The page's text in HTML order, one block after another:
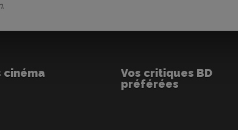
cinéma
Vos critiques BD
préférées